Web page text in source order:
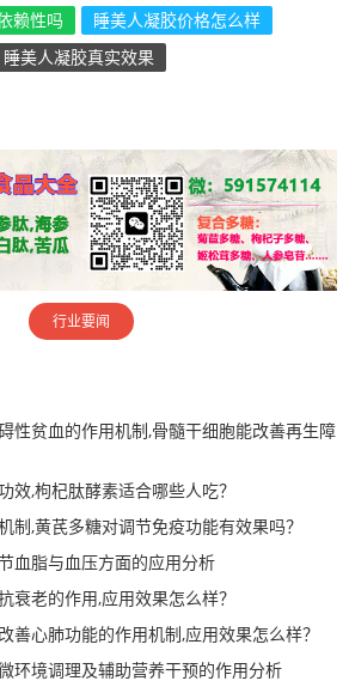
赖性吗
睡美人凝胶价格怎么样
睡美人凝胶真实效果
行业要闻
性贫血的作用机制,骨髓干细胞能改善再生障
效,枸杞肽酵素适合哪些人吃？
制,黄芪多糖对调节免疫功能有效果吗？
血脂与血压方面的应用分析
衰老的作用,应用效果怎么样？
善心肺功能的作用机制,应用效果怎么样？
环境调理及辅助营养干预的作用分析